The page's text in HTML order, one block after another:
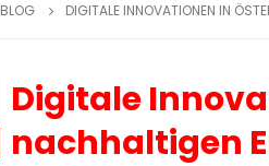
BLOG DIGITALE INNOVATIONEN IN
Digitale
nachhaltigen